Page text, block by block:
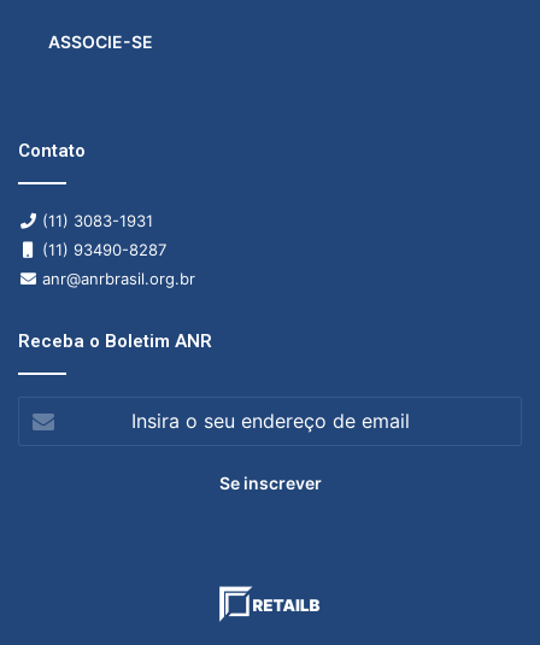
ASSOCIE-SE
Contato
(11) 3083-1931
(11) 93490-8287
anr@anrbrasil.org.br
Receba o Boletim ANR